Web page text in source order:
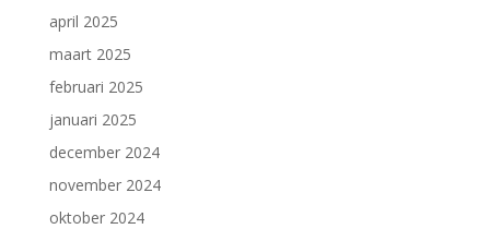
april 2025
maart 2025
februari 2025
januari 2025
december 2024
november 2024
oktober 2024